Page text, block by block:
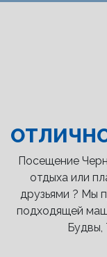
Посещение
отдыха или
друзьями ? Мы
подходящей
Будвы,